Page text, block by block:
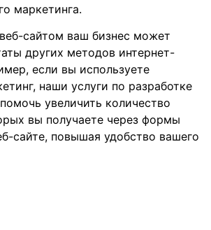
маркетинга.
сайтом ваш бизнес может
других методов интернет-
если вы используете
наши услуги по разработке
увеличить количество
вы получаете через формы
сайте, повышая удобство вашего